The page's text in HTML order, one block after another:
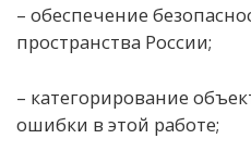
– обеспечение
пространства России;
– категорирование
ошибки в этой работе;